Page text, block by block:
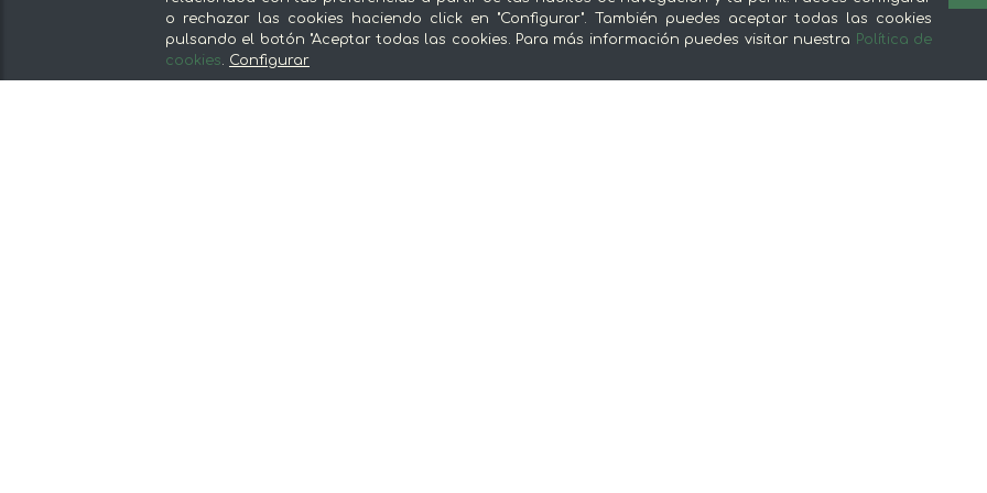
De lunes a viernes de 8:30 a 14:00
o rechazar las cookies haciendo click en "Configurar". También puedes aceptar todas las cookies
pulsando el botón "Aceptar todas las cookies. Para más información puedes visitar nuestra Política de
cookies. Configurar